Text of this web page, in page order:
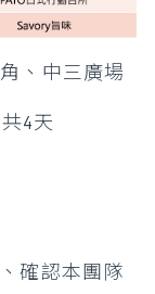
、中三廣場
4天
確認本團隊